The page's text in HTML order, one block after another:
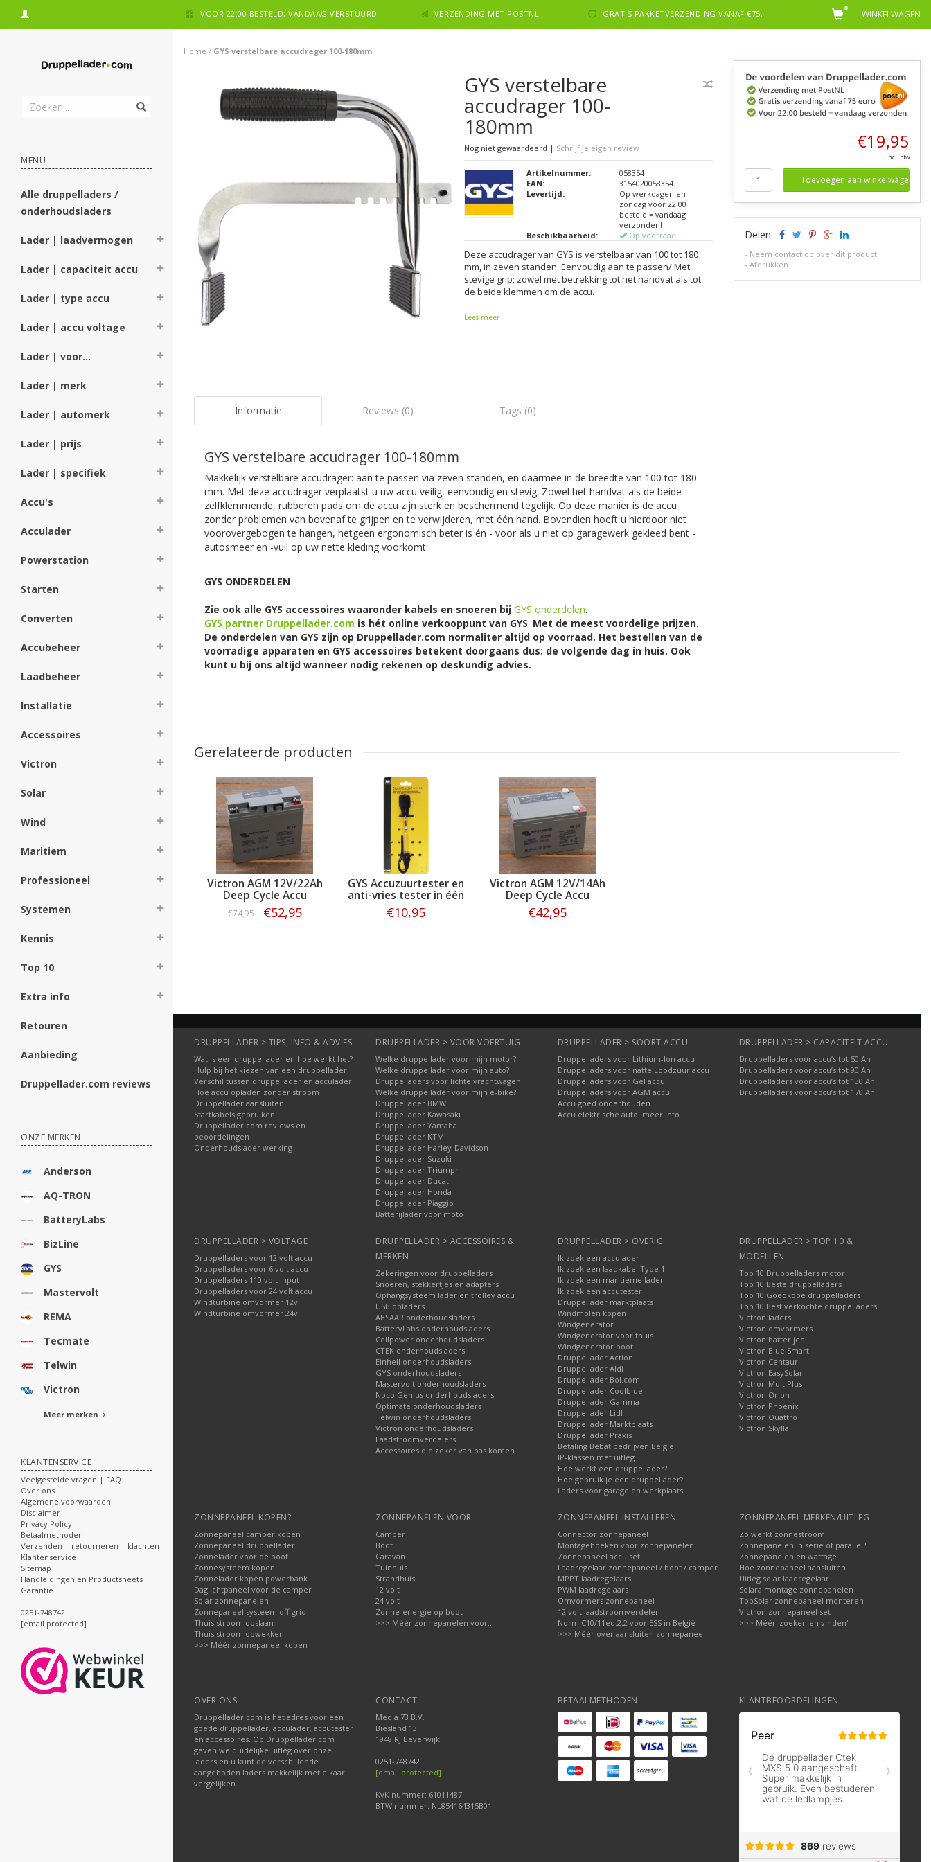
VOOR 22:00 BESTELD, VANDAAG VERSTUURD VERZENDING MET POSTNL GRATIS PAKKETVERZENDING VANAF €75,- WINKELWAGEN
0
MENU
Alle druppelladers /
onderhoudsladers
Lader | laadvermogen
Lader | capaciteit accu
Lader | type accu
Lader | accu voltage
Lader | voor...
Lader | merk
Lader | automerk
Lader | prijs
Lader | specifiek
Accu's
Acculader
Powerstation
Starten
Converten
Accubeheer
Laadbeheer
Installatie
Accessoires
Victron
Solar
Wind
Maritiem
Professioneel
Systemen
Kennis
Top 10
Extra info
Retouren
Aanbieding
Druppellader.com reviews
ONZE MERKEN
Anderson
AQ-TRON
BatteryLabs
BizLine
GYS
Mastervolt
REMA
Tecmate
Telwin
Victron
Meer merken
KLANTENSERVICE
Veelgestelde vragen | FAQ
Over ons
Algemene voorwaarden
Disclaimer
Privacy Policy
Betaalmethoden
Verzenden | retourneren | klachten
Klantenservice
Sitemap
Handleidingen en Productsheets
Garantie
0251-748742
[email protected]
Home / GYS verstelbare accudrager 100-180mm
GYS verstelbare
accudrager 100-
180mm
Nog niet gewaardeerd | Schrijf je eigen review
Artikelnummer:
058354
EAN:
3154020058354
Levertijd:
Op werkdagen en
zondag voor 22:00
besteld = vandaag
verzonden!
Beschikbaarheid:
Op voorraad
Deze accudrager van GYS is verstelbaar van 100 tot 180
mm, in zeven standen. Eenvoudig aan te passen/ Met
stevige grip; zowel met betrekking tot het handvat als tot
de beide klemmen om de accu.
Lees meer
Informatie Reviews (0) Tags (0)
GYS verstelbare accudrager 100-180mm
Makkelijk verstelbare accudrager: aan te passen via zeven standen, en daarmee in de breedte van 100 tot 180
mm. Met deze accudrager verplaatst u uw accu veilig, eenvoudig en stevig. Zowel het handvat als de beide
zelfklemmende, rubberen pads om de accu zijn sterk en beschermend tegelijk. Op deze manier is de accu
zonder problemen van bovenaf te grijpen en te verwijderen, met één hand. Bovendien hoeft u hierdoor niet
voorovergebogen te hangen, hetgeen ergonomisch beter is én - voor als u niet op garagewerk gekleed bent -
autosmeer en -vuil op uw nette kleding voorkomt.
GYS ONDERDELEN
Zie ook alle GYS accessoires waaronder kabels en snoeren bij GYS onderdelen.
GYS partner Druppellader.com is hét online verkooppunt van GYS. Met de meest voordelige prijzen.
De onderdelen van GYS zijn op Druppellader.com normaliter altijd op voorraad. Het bestellen van de
voorradige apparaten en GYS accessoires betekent doorgaans dus: de volgende dag in huis. Ook
kunt u bij ons altijd wanneer nodig rekenen op deskundig advies.
€19,95
Incl. btw
Toevoegen aan winkelwagen
Delen:
- Neem contact op over dit product
-Afdrukken
Gerelateerde producten
Victron AGM 12V/22Ah
Deep Cycle Accu
€74,95 €52,95
GYS Accuzuurtester en
anti-vries tester in één
€10,95
Victron AGM 12V/14Ah
Deep Cycle Accu
€42,95
DRUPPELLADER > TIPS, INFO & ADVIES
Wat is een druppellader en hoe werkt het?
Hulp bij het kiezen van een druppellader
Verschil tussen druppellader en acculader
Hoe accu opladen zonder stroom
Druppellader aansluiten
Startkabels gebruiken
Druppellader.com reviews en
beoordelingen
Onderhoudslader werking
DRUPPELLADER > VOOR VOERTUIG
Welke druppellader voor mijn motor?
Welke druppellader voor mijn auto?
Druppelladers voor lichte vrachtwagen
Welke druppellader voor mijn e-bike?
Druppellader BMW
Druppellader Kawasaki
Druppellader Yamaha
Druppellader KTM
Druppellader Harley-Davidson
Druppellader Suzuki
Druppellader Triumph
Druppellader Ducati
Druppellader Honda
Druppellader Piaggio
Batterijlader voor moto
DRUPPELLADER > SOORT ACCU
Druppelladers voor Lithium-Ion accu
Druppelladers voor natte Loodzuur accu
Druppelladers voor Gel accu
Druppelladers voor AGM accu
Accu goed onderhouden
Accu elektrische auto: meer info
DRUPPELLADER > CAPACITEIT ACCU
Druppelladers voor accu’s tot 50 Ah
Druppelladers voor accu’s tot 90 Ah
Druppelladers voor accu’s tot 130 Ah
Druppelladers voor accu’s tot 170 Ah
DRUPPELLADER > VOLTAGE
Druppelladers voor 12 volt accu
Druppelladers voor 6 volt accu
Druppelladers 110 volt input
Druppelladers voor 24 volt accu
Windturbine omvormer 12v
Windturbine omvormer 24v
DRUPPELLADER > ACCESSOIRES &
MERKEN
Zekeringen voor druppelladers
Snoeren, stekkertjes en adapters
Ophangsysteem lader en trolley accu
USB opladers
ABSAAR onderhoudsladers
BatteryLabs onderhoudsladers
Cellpower onderhoudsladers
CTEK onderhoudsladers
Einhell onderhoudsladers
GYS onderhoudsladers
Mastervolt onderhoudsladers
Noco Genius onderhoudsladers
Optimate onderhoudsladers
Telwin onderhoudsladers
Victron onderhoudsladers
Laadstroomverdelers
Accessoires die zeker van pas komen
DRUPPELLADER > OVERIG
Ik zoek een acculader
Ik zoek een laadkabel Type 1
Ik zoek een maritieme lader
Ik zoek een accutester
Druppellader marktplaats
Windmolen kopen
Windgenerator
Windgenerator voor thuis
Windgenerator boot
Druppellader Action
Druppellader Aldi
Druppellader Bol.com
Druppellader Coolblue
Druppellader Gamma
Druppellader Lidl
Druppellader Marktplaats
Druppellader Praxis
Betaling Bebat bedrijven België
IP-klassen met uitleg
Hoe werkt een druppellader?
Hoe gebruik je een druppellader?
Laders voor garage en werkplaats
DRUPPELLADER > TOP 10 &
MODELLEN
Top 10 Druppelladers motor
Top 10 Beste druppelladers
Top 10 Goedkope druppelladers
Top 10 Best verkochte druppelladers
Victron laders
Victron omvormers
Victron batterijen
Victron Blue Smart
Victron Centaur
Victron EasySolar
Victron MultiPlus
Victron Orion
Victron Phoenix
Victron Quattro
Victron Skylla
ZONNEPANEEL KOPEN?
Zonnepaneel camper kopen
Zonnepaneel druppellader
Zonnelader voor de boot
Zonnesysteem kopen
Zonnelader kopen powerbank
Daglichtpaneel voor de camper
Solar zonnepanelen
Zonnepaneel systeem off-grid
Thuis stroom opslaan
Thuis stroom opwekken
>>> Méér zonnepaneel kopen
ZONNEPANELEN VOOR
Camper
Boot
Caravan
Tuinhuis
Strandhuis
12 volt
24 volt
Zonne-energie op boot
>>> Méér zonnepanelen voor...
ZONNEPANEEL INSTALLEREN
Connector zonnepaneel
Montagehoeken voor zonnepanelen
Zonnepaneel accu set
Laadregelaar zonnepaneel / boot / camper
MPPT laadregelaars
PWM laadregelaars
Omvormers zonnepaneel
12 volt laadstroomverdeler
Norm C10/11ed.2.2 voor ESS in België
>>> Méér over aansluiten zonnepaneel
ZONNEPANEEL MERKEN/UITLEG
Zo werkt zonnestroom
Zonnepanelen in serie of parallel?
Zonnepanelen en wattage
Hoe zonnepaneel aansluiten
Uitleg solar laadregelaar
Solara montage zonnepanelen
TopSolar zonnepaneel monteren
Victron zonnepaneel set
>>> Méér 'zoeken en vinden'!
OVER ONS
Druppellader.com is het adres voor een
goede druppellader, acculader, accutester
en accessoires. Op Druppellader.com
geven we duidelijke uitleg over onze
laders en u kunt de verschillende
aangeboden laders makkelijk met elkaar
vergelijken.
CONTACT
Media 73 B.V.
Biesland 13
1948 RJ Beverwijk
0251-748742
[email protected]
KvK nummer: 61011487
BTW nummer: NL854164315B01
BETAALMETHODEN KLANTBEOORDELINGEN